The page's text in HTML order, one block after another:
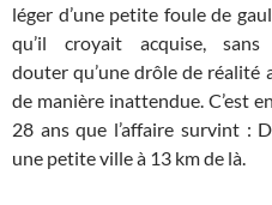
léger d’une petite foule de
qu’il croyait acquise, sans
douter qu’une drôle de
de manière inattendue. C’est
28 ans que l’affaire survint :
une petite ville à 13 km de là.